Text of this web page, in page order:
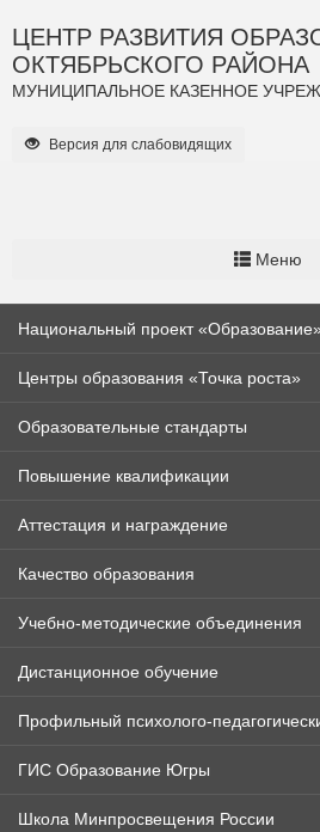
ЦЕНТР РАЗВИТИЯ
ОКТЯБРЬСКОГО РАЙОНА
МУНИЦИПАЛЬНОЕ КАЗЕННОЕ
Версия для слабовидящих
Меню
Национальный проект
Центры образования «Точка роста»
Образовательные стандарты
Повышение квалификации
Аттестация и награждение
Качество образования
Учебно-методические объединения
Дистанционное обучение
Профильный психолого-
ГИС Образование Югры
Школа Минпросвещения России